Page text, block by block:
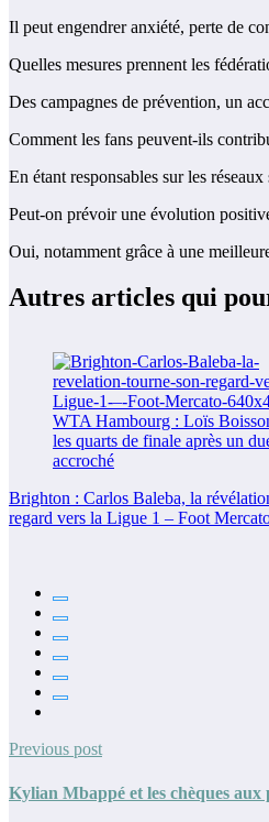
Il peut engendrer anxiété, perte de
Quelles mesures prennent les
Des campagnes de prévention, un
Comment les fans peuvent-ils
En étant responsables sur les
Peut-on prévoir une évolution
Oui, notamment grâce à une
Autres articles qui
Brighton : Carlos Baleba, la
regard vers la Ligue 1 – Foot
Previous post
Kylian Mbappé et les chèques aux